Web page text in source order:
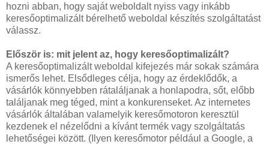
hozni abban, hogy saját weboldalt nyiss vagy inkább
keresőoptimalizált bérelhető weboldal készítés szolgáltatást
válassz.
Először is: mit jelent az, hogy keresőoptimalizált?
A keresőoptimalizált weboldal kifejezés már sokak számára
ismerős lehet. Elsődleges célja, hogy az érdeklődők, a
vásárlók könnyebben rátaláljanak a honlapodra, sőt, előbb
találjanak meg téged, mint a konkurenseket. Az internetes
vásárlók általában valamelyik keresőmotoron keresztül
kezdenek el nézelődni a kívánt termék vagy szolgáltatás
lehetőségei között. (Ilyen keresőmotor például a Google, a